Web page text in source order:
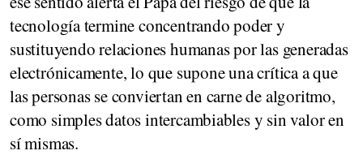
tecnología termine concentrando poder y
sustituyendo relaciones humanas por las generadas
electrónicamente, lo que supone una crítica a que
las personas se conviertan en carne de algoritmo,
como simples datos intercambiables y sin valor en
sí mismas.